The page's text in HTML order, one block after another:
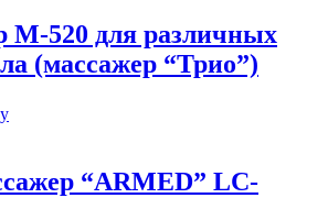
М-520 для различных
(массажер “Трио”)
“ARMED” LC-